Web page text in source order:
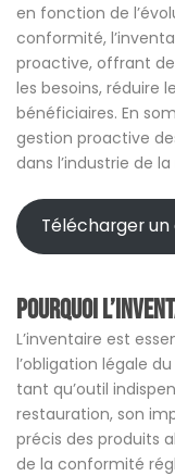
en fonction de
conformité,
proactive, offrant
les besoins, réduire
bénéficiaires. En
gestion proactive
dans l’industrie de
Télécharger
Pourquoi
L’inventaire est
l’obligation légale
tant qu’outil
restauration, son
précis des produits
de la conformité